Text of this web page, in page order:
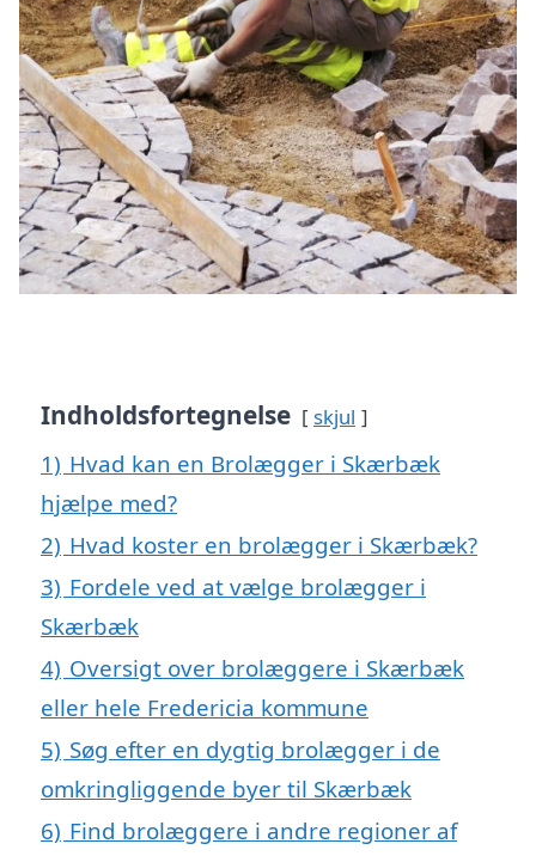
Indholdsfortegnelse skjul
1) Hvad kan en Brolægger i Skærbæk
hjælpe med?
2) Hvad koster en brolægger i Skærbæk?
3) Fordele ved at vælge brolægger i
Skærbæk
4) Oversigt over brolæggere i Skærbæk
eller hele Fredericia kommune
5) Søg efter en dygtig brolægger i de
omkringliggende byer til Skærbæk
6) Find brolæggere i andre regioner af